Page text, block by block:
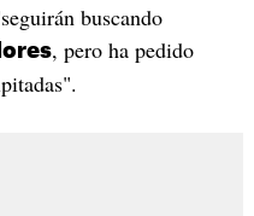
buscando
, pero ha pedido